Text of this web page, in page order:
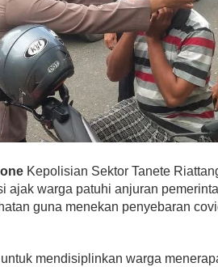
Kepolisian Sektor Tanete
ajak warga patuhi anjuran
guna menekan penyebaran
mendisiplinkan warga